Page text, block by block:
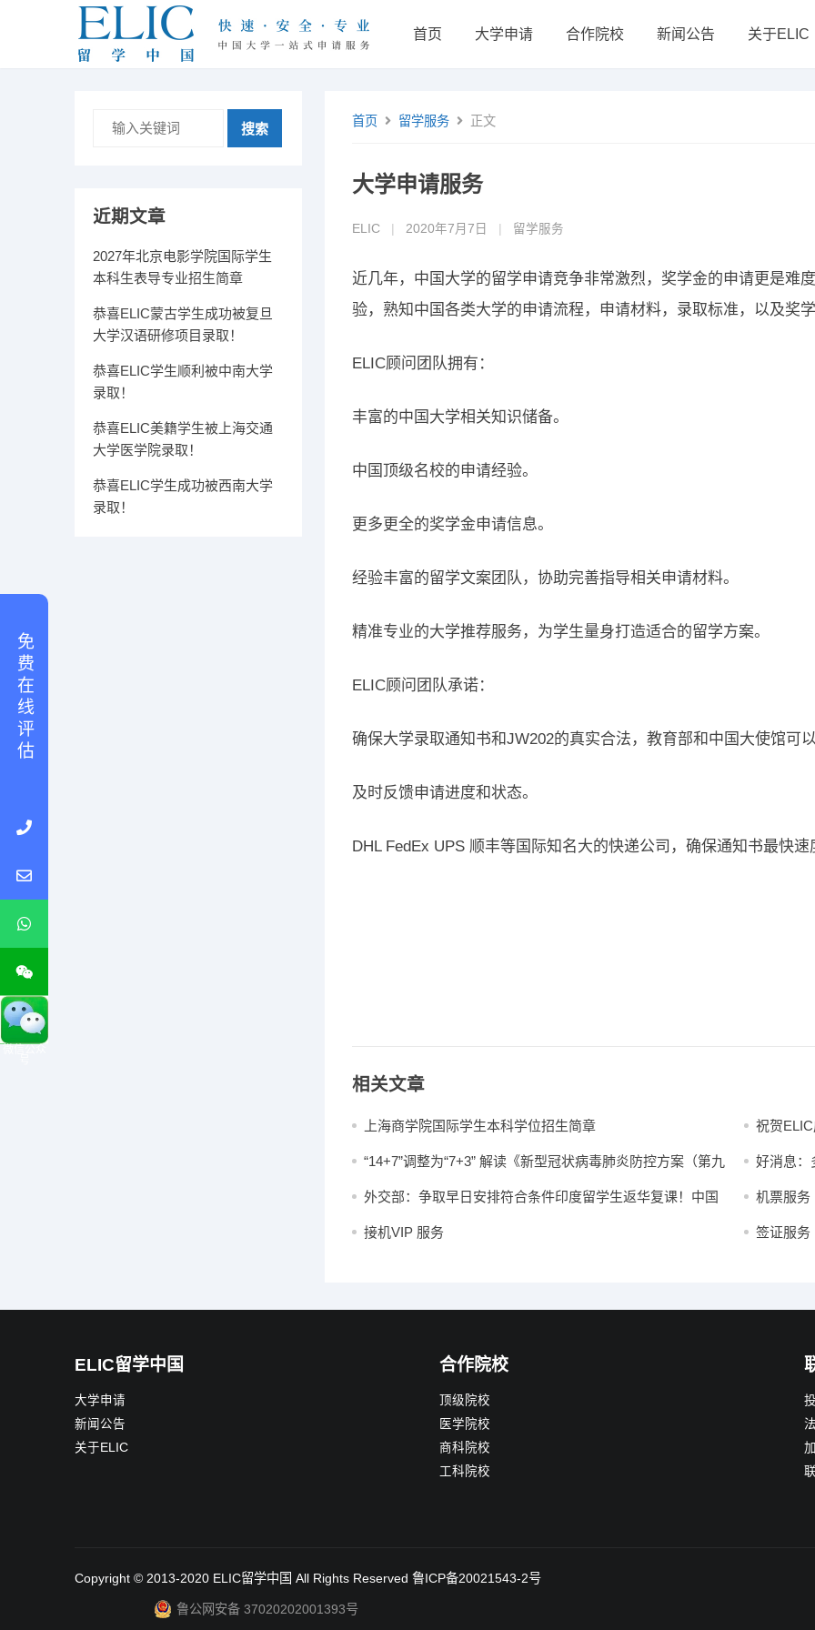
首页 大学申请 合作院校 新闻公告 关于ELIC
首页 留学服务 正文
大学申请服务
ELIC 2020年7月7日 留学服务
近几年，中国大学的留学申请竞争非常激烈，奖学金的申请更是难
验，熟知中国各类大学的申请流程，申请材料，录取标准，以及奖
ELIC顾问团队拥有：
丰富的中国大学相关知识储备。
中国顶级名校的申请经验。
更多更全的奖学金申请信息。
经验丰富的留学文案团队，协助完善指导相关申请材料。
精准专业的大学推荐服务，为学生量身打造适合的留学方案。
ELIC顾问团队承诺：
确保大学录取通知书和JW202的真实合法，教育部和中国大使馆可
及时反馈申请进度和状态。
DHL FedEx UPS 顺丰等国际知名大的快递公司，确保通知书最快
相关文章
上海商学院国际学生本科学位招生简章 祝贺
“14+7”调整为“7+3” 解读《新型冠状病毒肺炎防控方案（第九
好消息：
外交部：争取早日安排符合条件印度留学生返华复课！中国
机票服务
接机VIP 服务 签证服务
搜索
近期文章
2027年北京电影学院国际学生
本科生表导专业招生简章
恭喜ELIC蒙古学生成功被复旦
大学汉语研修项目录取！
恭喜ELIC学生顺利被中南大学
录取！
恭喜ELIC美籍学生被上海交通
大学医学院录取！
恭喜ELIC学生成功被西南大学
录取！
ELIC留学中国
大学申请
新闻公告
关于ELIC
合作院校
顶级院校
医学院校
商科院校
工科院校
Copyright © 2013-2020 ELIC留学中国 All Rights Reserved 鲁ICP备20021543-2号
鲁公网安备 37020202001393号
免 费 在 线 评 估
微信公众